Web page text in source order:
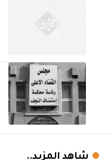
شاهد المزيد..